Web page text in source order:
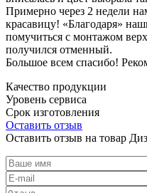
Примерно через 2 недели
красавицу! «Благодаря»
помучиться с монтажом
получился отменный.
Большое всем спасибо!
Качество продукции
Уровень сервиса
Срок изготовления
Оставить отзыв
Оставить отзыв на товар